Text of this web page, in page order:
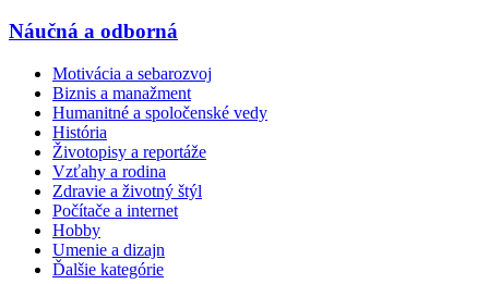
Náučná a odborná
Motivácia a sebarozvoj
Biznis a manažment
Humanitné a spoločenské vedy
História
Životopisy a reportáže
Vzťahy a rodina
Zdravie a životný štýl
Počítače a internet
Hobby
Umenie a dizajn
Ďalšie kategórie